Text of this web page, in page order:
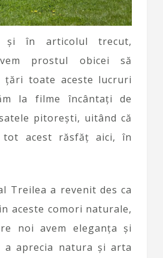
și în articolul trecut,
prostul obicei să
țări toate aceste lucruri
la filme încântați de
pitorești, uitând că
tot acest răsfăț aici, în
Treilea a revenit des ca
aceste comori naturale,
noi avem eleganța și
a aprecia natura și arta